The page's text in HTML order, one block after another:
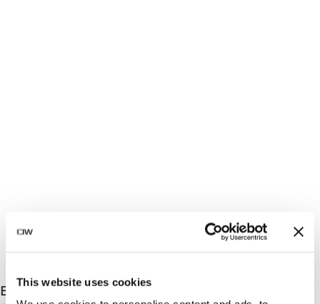
This website uses cookies
Everyday Relaxed Crewneck Print Cream